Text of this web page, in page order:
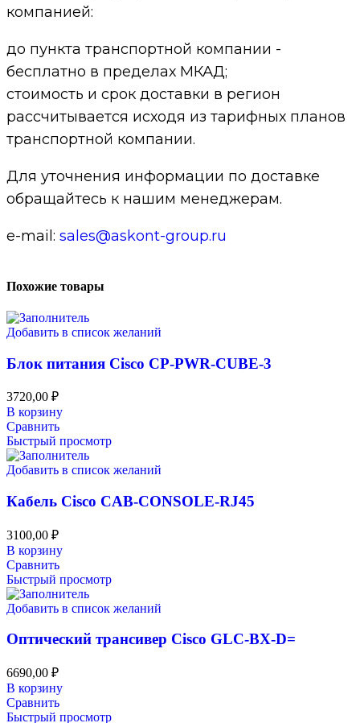
компанией:
до пункта транспортной компании -
бесплатно в пределах МКАД;
стоимость и срок доставки в регион
рассчитывается исходя из тарифных планов
транспортной компании.
Для уточнения информации по доставке
обращайтесь к нашим менеджерам.
e-mail: sales@askont-group.ru
Похожие товары
Добавить в список желаний
Блок питания Cisco CP-PWR-CUBE-3
3720,00 ₽
В корзину
Сравнить
Быстрый просмотр
Добавить в список желаний
Кабель Cisco CAB-CONSOLE-RJ45
3100,00 ₽
В корзину
Сравнить
Быстрый просмотр
Добавить в список желаний
Оптический трансивер Cisco GLC-BX-D=
6690,00 ₽
В корзину
Сравнить
Быстрый просмотр